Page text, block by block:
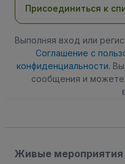
Присоединиться к
Выполняя вход или
Соглашение с
конфиденциальности.
сообщения и можете
Живые мероприятия